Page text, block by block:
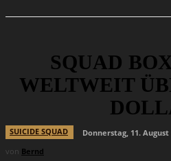
SQUAD
WELTWEIT
SUICIDE SQUAD
Donnerstag, 11. August
von Bernd